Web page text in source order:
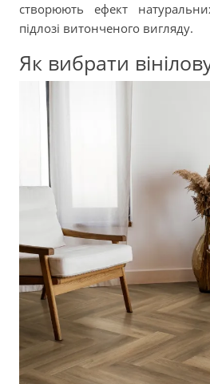
створюють ефект
підлозі витонченого вигляду.
Як вибрати